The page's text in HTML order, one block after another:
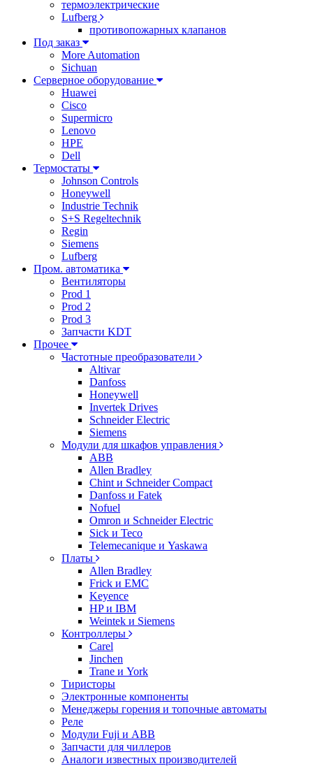
термоэлектрические
Lufberg
противопожарных клапанов
Под заказ
More Automation
Sichuan
Серверное оборудование
Huawei
Cisco
Supermicro
Lenovo
HPE
Dell
Термостаты
Johnson Controls
Honeywell
Industrie Technik
S+S Regeltechnik
Regin
Siemens
Lufberg
Пром. автоматика
Вентиляторы
Prod 1
Prod 2
Prod 3
Запчасти KDT
Прочее
Частотные преобразователи
Altivar
Danfoss
Honeywell
Invertek Drives
Schneider Electric
Siemens
Модули для шкафов управления
ABB
Allen Bradley
Chint и Schneider Compact
Danfoss и Fatek
Nofuel
Omron и Schneider Electric
Sick и Teco
Telemecanique и Yaskawa
Платы
Allen Bradley
Frick и EMC
Keyence
HP и IBM
Weintek и Siemens
Контроллеры
Carel
Jinchen
Trane и York
Тиристоры
Электронные компоненты
Менеджеры горения и топочные автоматы
Реле
Модули Fuji и ABB
Запчасти для чиллеров
Аналоги известных производителей